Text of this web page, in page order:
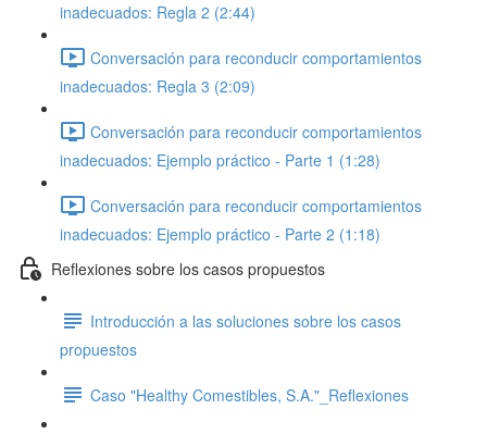
inadecuados: Regla 2 (2:44)
Conversación para reconducir comportamientos
inadecuados: Regla 3 (2:09)
Conversación para reconducir comportamientos
inadecuados: Ejemplo práctico - Parte 1 (1:28)
Conversación para reconducir comportamientos
inadecuados: Ejemplo práctico - Parte 2 (1:18)
Reflexiones sobre los casos propuestos
Introducción a las soluciones sobre los casos
propuestos
Caso "Healthy Comestibles, S.A."_Reflexiones